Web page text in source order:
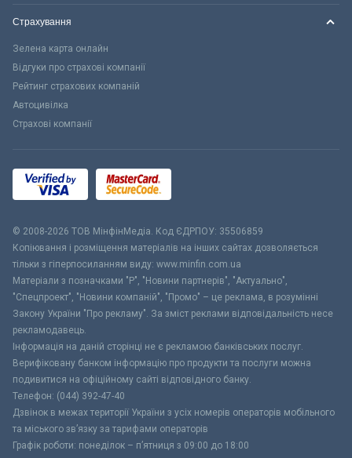
Страхування
Зелена карта онлайн
Відгуки про страхові компанії
Рейтинг страхових компаній
Автоцивілка
Страхові компанії
© 2008-2026 ТОВ МiнфiнМедiа. Код ЄДРПОУ: 35506859
Копіювання і розміщення матеріалів на інших сайтах дозволяється
тільки з гіперпосиланням виду: www.minfin.com.ua
Матеріали з позначками "Р", "Новини партнерів", "Актуально",
"Спецпроект", "Новини компаній", "Промо" – це реклама, в розумінні
Закону України "Про рекламу". За зміст реклами відповідальність несе
рекламодавець.
Інформація на даній сторінці не є рекламою банківських послуг.
Верифіковану банком інформацію про продукти та послуги можна
подивитися на офіційному сайті відповідного банку.
Телефон: (044) 392-47-40
Дзвінок в межах території України з усіх номерів операторів мобільного
та міського зв’язку за тарифами операторів
Графік роботи: понеділок – п’ятниця з 09:00 до 18:00